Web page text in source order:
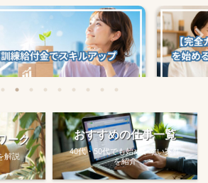
付金で賢くスキルアップする
法【主婦でも使え...
【完全ガ
ーク
解説
おすすめの仕事一覧
40代・50代でも始めやすい案件
を紹介